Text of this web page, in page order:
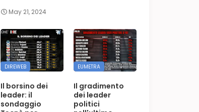
May 21, 2024
DIREWEB
Il borsino dei
leader: il
sondaggio
EUMETRA
Il gradimento
dei leader
politici